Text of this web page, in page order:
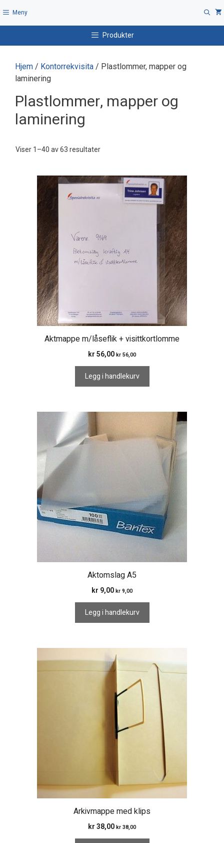
til
Meny
Produkter
Hjem / Kontorrekvisita / Plastlommer, mapper og
laminering
Plastlommer, mapper og
laminering
Viser 1–40 av 63 resultater
Aktmappe m/låseflik + visittkortlomme
kr 56,00 kr 56,00
Legg i handlekurv
Aktomslag A5
kr 9,00 kr 9,00
Legg i handlekurv
Arkivmappe med klips
kr 38,00 kr 38,00